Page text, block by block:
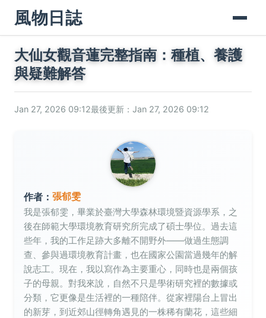
風物日誌
大仙女觀音蓮完整指南：種植、養護
與疑難解答
Jan 27, 2026 09:12最後更新：Jan 27, 2026 09:12
作者： 張郁雯
我是張郁雯，畢業於臺灣大學森林環境暨資源學系，之
後在師範大學環境教育研究所完成了碩士學位。過去這
些年，我的工作足跡大多離不開野外——做過生態調
查、參與過環境教育計畫，也在國家公園當過幾年的解
說志工。現在，我以寫作為主要重心，同時也是兩個孩
子的母親。對我來說，自然不只是學術研究裡的數據或
分類，它更像是生活裡的一種陪伴。從家裡陽台上冒出
的新芽，到近郊山徑轉角遇見的一株稀有蘭花，這些細